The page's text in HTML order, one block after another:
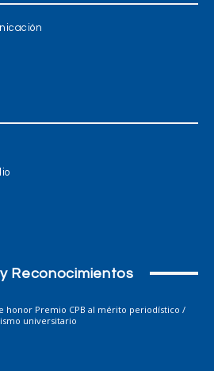
Reconocimientos
honor Premio CPB al mérito periodístico /
universitario